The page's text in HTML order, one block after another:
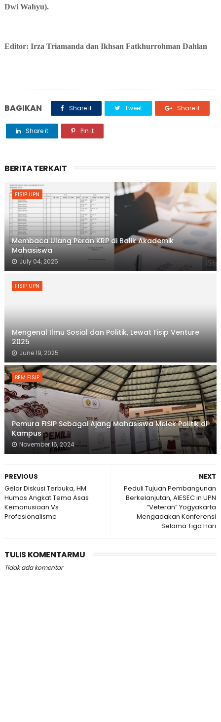
Dwi Wahyu).
Editor: Irza Triamanda dan Ikhsan Fatkhurrohman Dahlan
BAGIKAN Share it Tweet Share it
Share it Pin it
BERITA TERKAIT
FISIP UPN
Membaca Ulang Peran KRP di Balik Akademik
Mahasiswa
July 04, 2025
FISIP UPN
Mengenal Ilmu Sosial dan Politik, Lewat Fisip Venture
2025
June 19, 2025
BEM FISIP
Pemura FISIP Sebagai Ajang Mahasiswa Melek Politik di
Kampus
November 16, 2024
NEXT
Peduli Tujuan Pembangunan
Berkelanjutan, AIESEC in UPN
“Veteran” Yogyakarta
Mengadakan Konferensi
Selama Tiga Hari
PREVIOUS
Gelar Diskusi Terbuka, HM
Humas Angkat Tema Asas
Kemanusiaan Vs
Profesionalisme
TULIS KOMENTARMU
Tidak ada komentar